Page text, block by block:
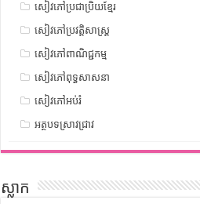
សៀវភៅប្រជាប្រិយខ្មែរ
សៀវភៅប្រវត្តិសាស្រ្ត
សៀវភៅពាណិជ្ជកម្ម
សៀវភៅពុទ្ធសាសនា
សៀវភៅអប់រំ
អត្ថបទស្រាវជ្រាវ
ស្លាក